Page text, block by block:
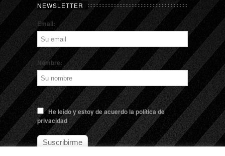
NEWSLETTER
Email:
Nombre:
He leído y estoy de acuerdo la política de
privacidad